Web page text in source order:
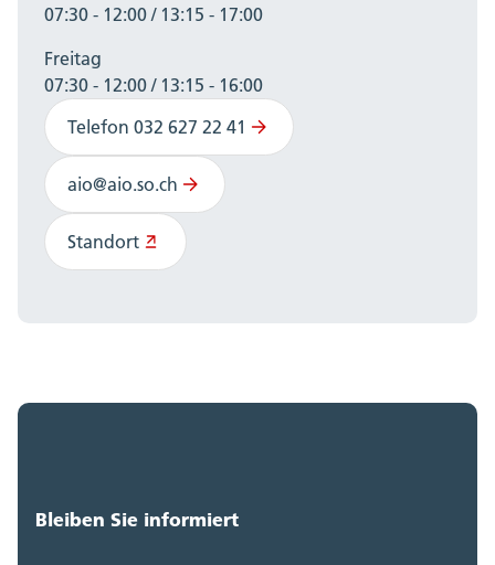
07:30 - 12:00 / 13:15 - 17:00
Freitag
07:30 - 12:00 / 13:15 - 16:00
Telefon 032 627 22 41
aio@aio.so.ch
Standort
Bleiben Sie informiert